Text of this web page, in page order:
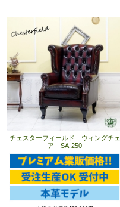
チェスターフィールド ウィングチェ
ア SA-250